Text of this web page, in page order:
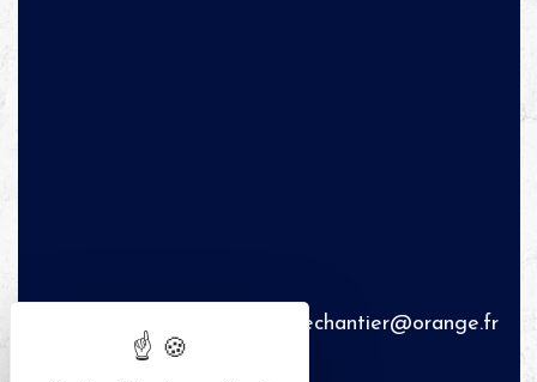
celinelechantier@orange.fr